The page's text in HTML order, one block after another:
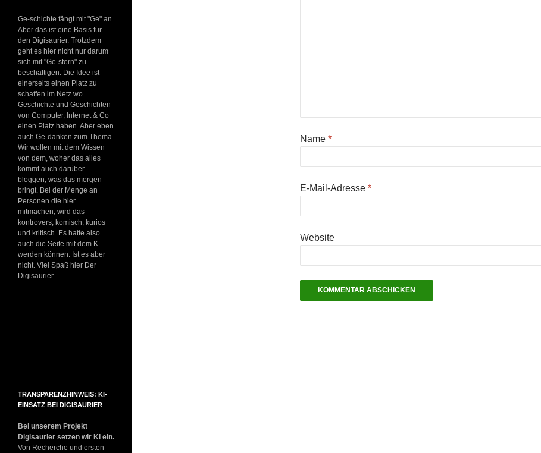
Name *
E-Mail-Adresse *
Website
Ge-schichte fängt mit "Ge" an.
Aber das ist eine Basis für
den Digisaurier. Trotzdem
geht es hier nicht nur darum
sich mit "Ge-stern" zu
beschäftigen. Die Idee ist
einerseits einen Platz zu
schaffen im Netz wo
Geschichte und Geschichten
von Computer, Internet & Co
einen Platz haben. Aber eben
auch Ge-danken zum Thema.
Wir wollen mit dem Wissen
von dem, woher das alles
kommt auch darüber
bloggen, was das morgen
bringt. Bei der Menge an
Personen die hier
mitmachen, wird das
kontrovers, komisch, kurios
und kritisch. Es hatte also
auch die Seite mit dem K
werden können. Ist es aber
nicht. Viel Spaß hier Der
Digisaurier
TRANSPARENZHINWEIS: KI-
EINSATZ BEI DIGISAURIER
Bei unserem Projekt
Digisaurier setzen wir KI ein.
Von Recherche und ersten